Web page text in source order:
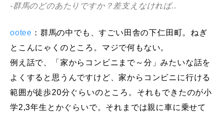
-群馬のどのあたりですか？差支えなければ..
ootee ：群馬の中でも、すごい田舎の下仁田町。ねぎ
とこんにゃくのところ。マジで何もない。
例え話で、「家からコンビニまで～分」みたいな話を
よくすると思うんですけど、家からコンビニに行ける
範囲が徒歩20分ぐらいのところ。それもできたのが小
学2,3年生とかぐらいで。それまでは親に車に乗せて